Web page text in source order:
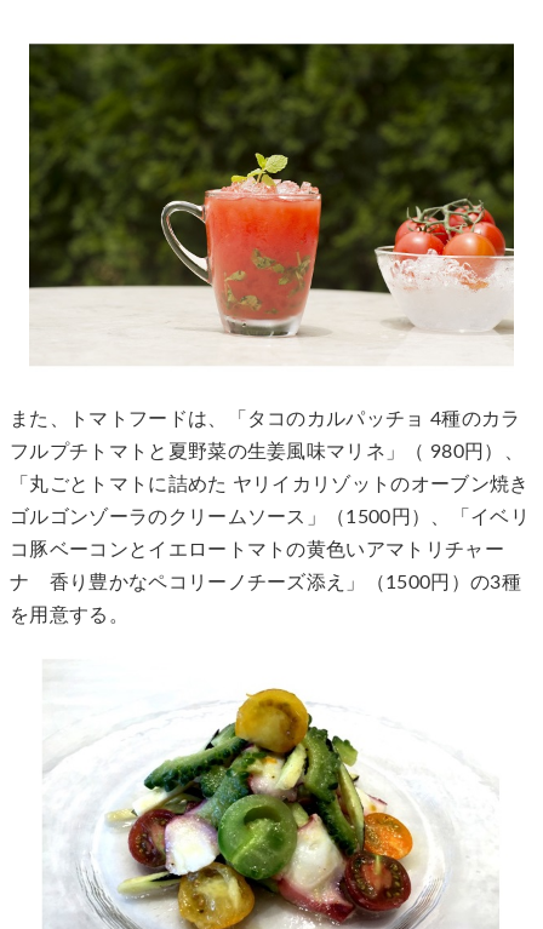
また、トマトフードは、「タコのカルパッチョ 4種のカラ
フルプチトマトと夏野菜の生姜風味マリネ」（ 980円）、
「丸ごとトマトに詰めた ヤリイカリゾットのオーブン焼き
ゴルゴンゾーラのクリームソース」（1500円）、「イベリ
コ豚ベーコンとイエロートマトの黄色いアマトリチャー
ナ 香り豊かなペコリーノチーズ添え」（1500円）の3種
を用意する。